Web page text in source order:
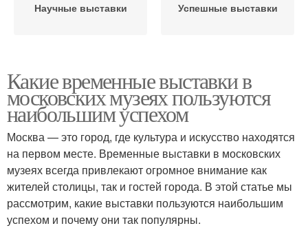
Научные выставки Успешные выставки
Какие временные выставки в
московских музеях пользуются
наибольшим успехом
Москва — это город, где культура и искусство находятся
на первом месте. Временные выставки в московских
музеях всегда привлекают огромное внимание как
жителей столицы, так и гостей города. В этой статье мы
рассмотрим, какие выставки пользуются наибольшим
успехом и почему они так популярны.